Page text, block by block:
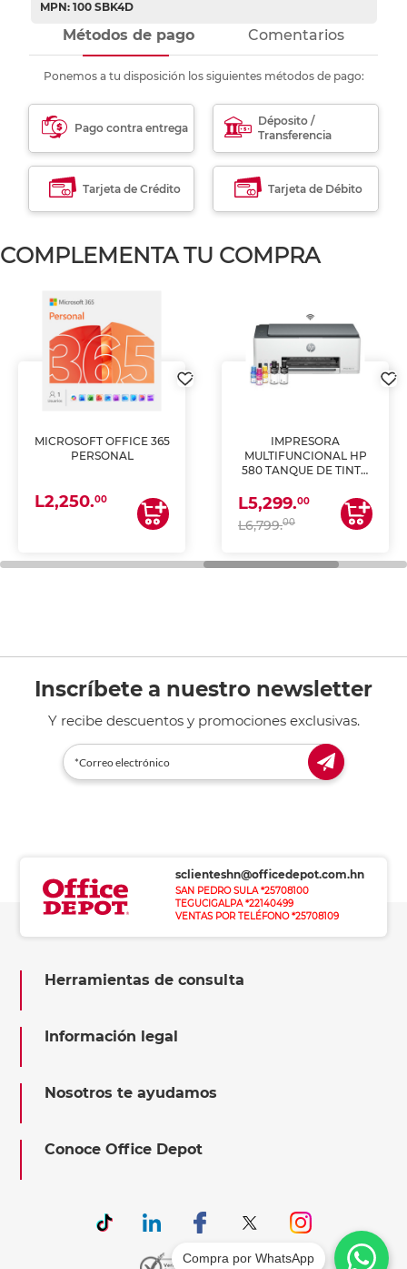
MPN: 100 SBK4D
Métodos de pago Comentarios
Ponemos a tu disposición los siguientes métodos de pago:
Pago contra entrega
Déposito /
Transferencia
Tarjeta de Crédito Tarjeta de Débito
COMPLEMENTA TU COMPRA
MICROSOFT OFFICE 365
PERSONAL
L2,250.00
IMPRESORA
MULTIFUNCIONAL HP
580 TANQUE DE TINTA
ESCANEA)
L5,299.00
L6,799.00
Inscríbete a nuestro newsletter
Y recibe descuentos y promociones exclusivas.
sclienteshn@officedepot.com.hn
SAN PEDRO SULA *25708100
TEGUCIGALPA *22140499
VENTAS POR TELÉFONO *25708109
Herramientas de consulta
Información legal
Nosotros te ayudamos
Conoce Office Depot
Compra por WhatsApp